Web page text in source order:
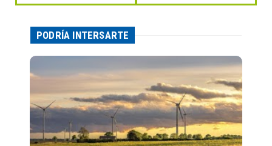
PODRÍA INTERSARTE